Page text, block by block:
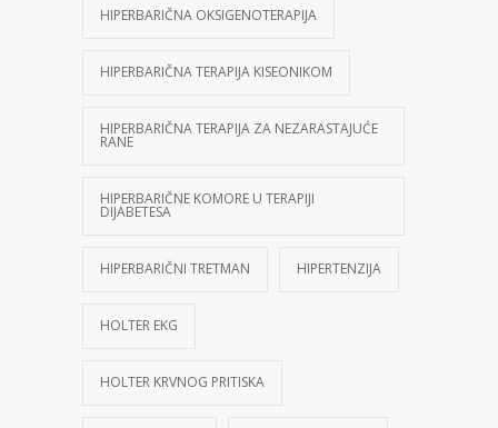
HIPERBARIČNA OKSIGENOTERAPIJA
HIPERBARIČNA TERAPIJA KISEONIKOM
HIPERBARIČNA TERAPIJA ZA NEZARASTAJUĆE
RANE
HIPERBARIČNE KOMORE U TERAPIJI
DIJABETESA
HIPERBARIČNI TRETMAN HIPERTENZIJA
HOLTER EKG
HOLTER KRVNOG PRITISKA